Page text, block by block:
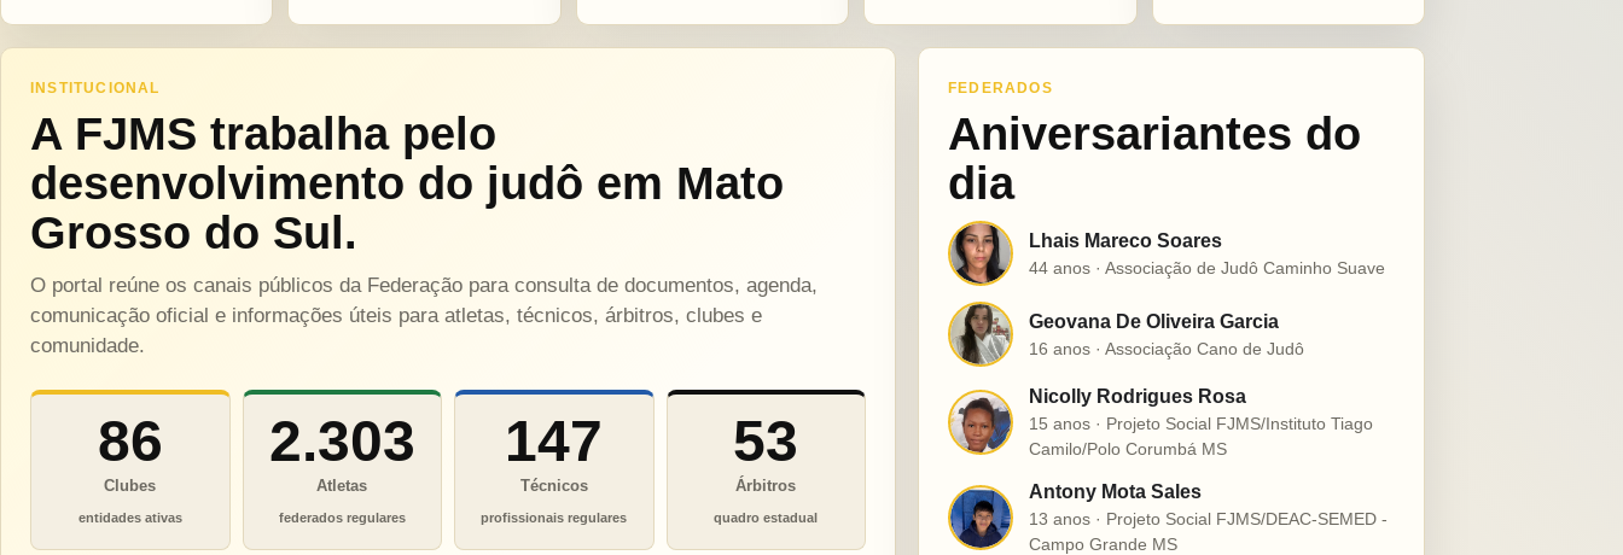
INSTITUCIONAL
A FJMS trabalha pelo
desenvolvimento do judô em Mato
Grosso do Sul.
O portal reúne os canais públicos da Federação para consulta de documentos, agenda,
comunicação oficial e informações úteis para atletas, técnicos, árbitros, clubes e
comunidade.
86
Clubes
entidades ativas
2.303
Atletas
federados regulares
147
Técnicos
profissionais regulares
53
Árbitros
quadro estadual
FEDERADOS
Aniversariantes do
dia
L Lhais Mareco Soares
44 anos · Associação de Judô Caminho Suave
G Geovana De Oliveira Garcia
16 anos · Associação Cano de Judô
N
Nicolly Rodrigues Rosa
15 anos · Projeto Social FJMS/Instituto Tiago
Camilo/Polo Corumbá MS
A
Antony Mota Sales
13 anos · Projeto Social FJMS/DEAC-SEMED -
Campo Grande MS